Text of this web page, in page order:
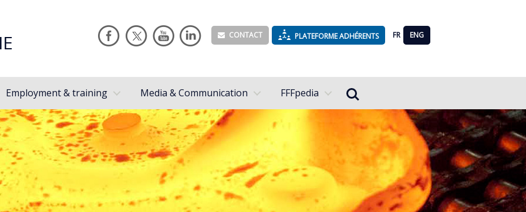
CONTACT PLATEFORME ADHÉRENTS FR ENG
Employment & training Media & Communication FFFpedia Rechercher...